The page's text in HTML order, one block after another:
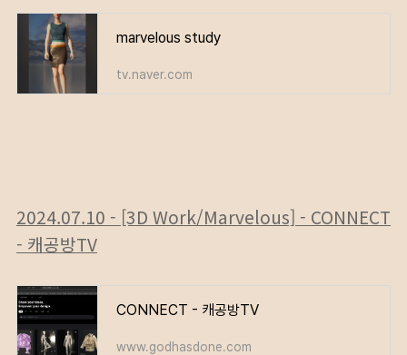
marvelous study
tv.naver.com
2024.07.10 - [3D Work/Marvelous] - CONNECT
- 캐공방TV
CONNECT - 캐공방TV
www.godhasdone.com